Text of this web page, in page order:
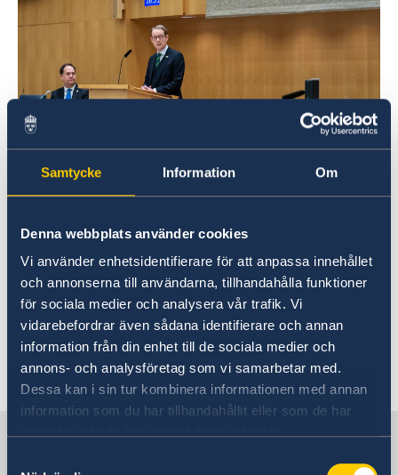
Samtycke Information Om
Denna webbplats använder cookies
Vi använder enhetsidentifierare för att anpassa innehållet
och annonserna till användarna, tillhandahålla funktioner
för sociala medier och analysera vår trafik. Vi
vidarebefordrar även sådana identifierare och annan
information från din enhet till de sociala medier och
annons- och analysföretag som vi samarbetar med.
Dessa kan i sin tur kombinera informationen med annan
information som du har tillhandahållit eller som de har
Photo: Anders Löwdin/Riksdagen
Ta del av och läs
utrikesdeklarationen 2023.
Tal: Utrikesdeklarationen på regeringens
webbplats
Pressmeddelande om utrikesdeklarationen på
regeringens webbplats
Sverige i Bosnien och
Hercegovina